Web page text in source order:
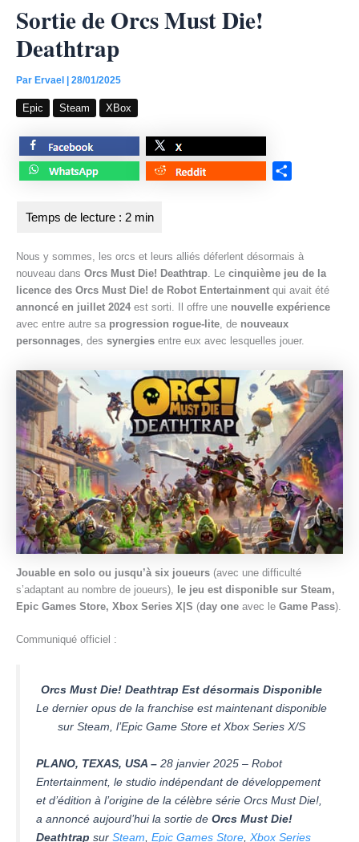
Sortie de Orcs Must Die!
Deathtrap
Par Ervael | 28/01/2025
Epic Steam XBox
Nous y sommes, les orcs et leurs alliés déferlent désormais à
nouveau dans Orcs Must Die! Deathtrap. Le cinquième jeu de la
licence des Orcs Must Die! de Robot Entertainment qui avait été
annoncé en juillet 2024 est sorti. Il offre une nouvelle expérience
avec entre autre sa progression rogue-lite, de nouveaux
personnages, des synergies entre eux avec lesquelles jouer.
Jouable en solo ou jusqu’à six joueurs (avec une difficulté
s’adaptant au nombre de joueurs), le jeu est disponible sur Steam,
Epic Games Store, Xbox Series X|S (day one avec le Game Pass).
Communiqué officiel :
Orcs Must Die! Deathtrap Est désormais Disponible
Le dernier opus de la franchise est maintenant disponible
sur Steam, l’Epic Game Store et Xbox Series X/S
PLANO, TEXAS, USA – 28 janvier 2025 – Robot
Entertainment, le studio indépendant de développement
et d’édition à l’origine de la célèbre série Orcs Must Die!,
a annoncé aujourd’hui la sortie de Orcs Must Die!
Deathtrap sur Steam Epic Games Store Xbox Series